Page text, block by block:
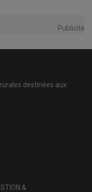
Publicité
destinées aux
&